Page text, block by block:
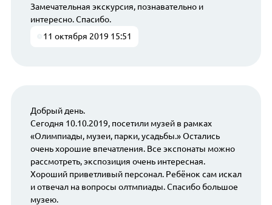
Замечательная экскурсия, познавательно и
интересно. Спасибо.
11 октября 2019 15:51
Добрый день.
Сегодня 10.10.2019, посетили музей в рамках
«Олимпиады, музеи, парки, усадьбы.» Остались
очень хорошие впечатления. Все экспонаты можно
рассмотреть, экспозиция очень интересная.
Хороший приветливый персонал. Ребёнок сам искал
и отвечал на вопросы олтмпиады. Спасибо большое
музею.